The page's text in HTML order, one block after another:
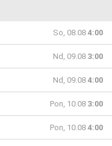
So, 08.08 4:00
Nd, 09.08 3:00
Nd, 09.08 4:00
Pon, 10.08 3:00
Pon, 10.08 4:00